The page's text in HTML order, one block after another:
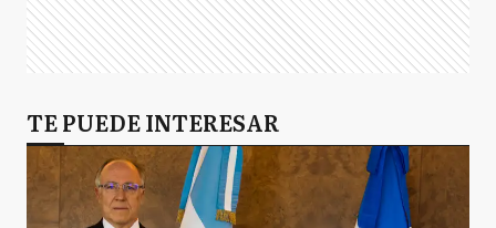
TE PUEDE INTERESAR